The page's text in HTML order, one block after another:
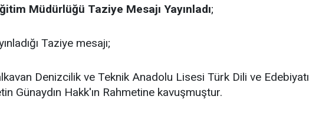
Müdürlüğü Taziye Mesajı Yayınladı;
Taziye mesajı;
Denizcilik ve Teknik Anadolu Lisesi Türk Dili ve Edebiyatı
Günaydın Hakk'ın Rahmetine kavuşmuştur.